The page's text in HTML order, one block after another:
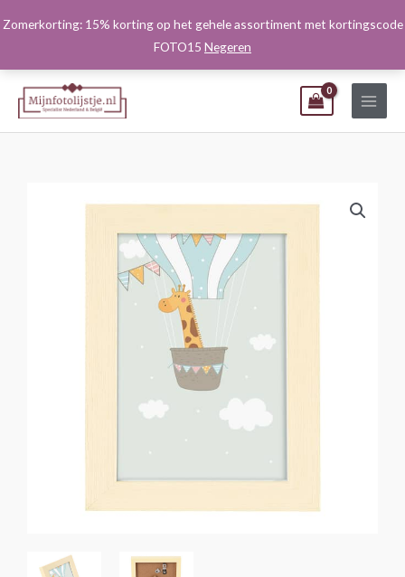
Zomerkorting: 15% korting op het gehele assortiment met kortingscode
FOTO15 Negeren
naar